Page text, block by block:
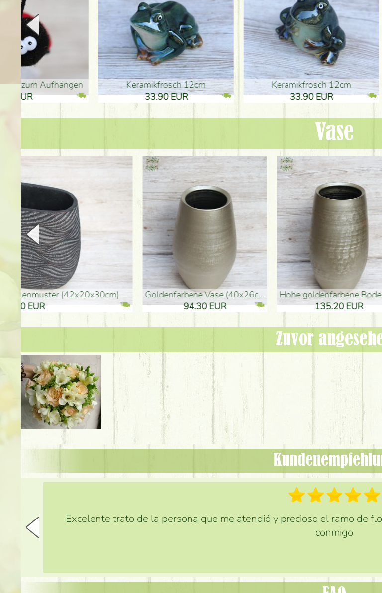
Keramikfrosch 12cm
33.90 EUR
Keramikfrosch 12cm
33.90 EUR
33.90
Vase
goldenfarbene Vase (40x26cm)
hohe goldenfarbene Bodenvase (50x29cm)
135.20 EUR
schwarze Design-Vase
32.90 EUR
Zuvor
Excelente trato de la persona que me atendió y precioso el ramo de
conmigo